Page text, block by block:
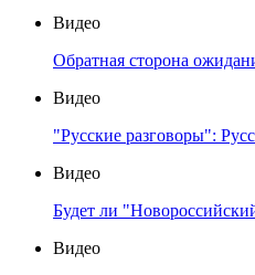
Видео
Обратная сторона
Видео
"Русские разговоры":
Видео
Будет ли
Видео